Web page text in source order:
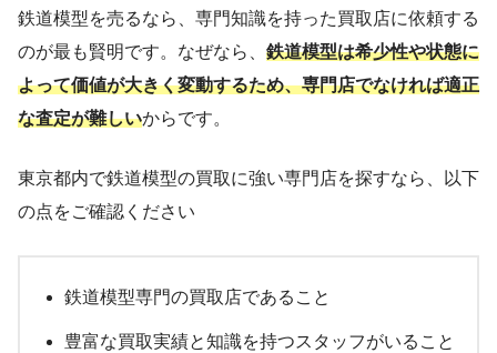
鉄道模型を売るなら、専門知識を持った買取店に依頼する
のが最も賢明です。なぜなら、 鉄道模型は希少性や状態に
よって価値が大きく変動するため、専門店でなければ適正
な査定が難しいからです。
東京都内で鉄道模型の買取に強い専門店を探すなら、以下
の点をご確認ください
鉄道模型専門の買取店であること
豊富な買取実績と知識を持つスタッフがいること